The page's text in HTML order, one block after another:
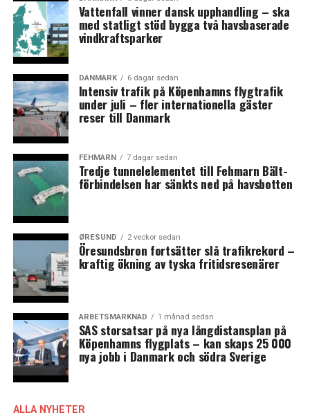
motsatta i Köpenhamn är det inte så många andra
förklaringar än de lokala prestationerna, säger Roger
Buch, kommunforskare på Medie- og Journalisthøjskolen
till Berlingske.
Flera forskare pekar på att det är svårt att se skillnaden
mellan Socialdemokratiet och de borgerligas politik
medan det socialistiska Enhedslisten och det nya
rödgröna partiet Alternativet är tydligare.
– S röstar nästan alltid som de borgerliga, inte minst i
stora stadsutvecklings- och infrastrukturprojekt, säger
Carsten Mai, politisk konsult och tidigare presschef för
Socialdemokratiet till Berlingske.
Partiet Alternativet fanns inte vid det förra
kommunvalet 2013 men har växt på den nationella
arenan och fick 4,8 procent av rösterna i
Folketingsvalet 2015. Enligt den nya
opinionsmätningen skulle Alternativet få 10,2 procent
av rösterna i kommunalvalet i Köpenhamn om det var
val idag.
Enhedslisten, som har borgmästereposten för teknik
och miljö i Köpenhamn, går också framåt och får nästan
lika många röster som Socialdemokratiet i mätningen –
Vattenfall vinner dansk upphandling – ska
med statligt stöd bygga två havsbaserade
vindkraftsparker
DANMARK 6 dagar sedan
Intensiv trafik på Köpenhamns flygtrafik
under juli – fler internationella gäster
reser till Danmark
FEHMARN 7 dagar sedan
Tredje tunnelelementet till Fehmarn Bält-
förbindelsen har sänkts ned på havsbotten
ØRESUND 2 veckor sedan
Öresundsbron fortsätter slå trafikrekord –
kraftig ökning av tyska fritidsresenärer
ARBETSMARKNAD 1 månad sedan
SAS storsatsar på nya långdistansplan på
Köpenhamns flygplats – kan skaps 25 000
nya jobb i Danmark och södra Sverige
ALLA NYHETER